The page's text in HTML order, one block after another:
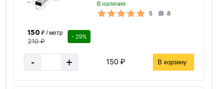
В наличии
5 8
150₽ / метр
210 ₽
- 29%
- + 150 ₽ В корзину